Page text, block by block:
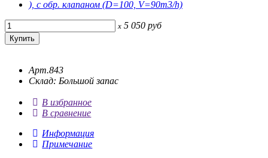
x 5 050 руб
Арт.843
Склад: Большой запас
В избранное
В сравнение
Информация
Примечание